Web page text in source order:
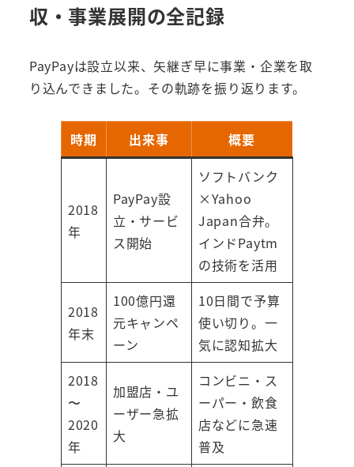
収・事業展開の全記録
PayPayは設立以来、矢継ぎ早に事業・企業を取
り込んできました。その軌跡を振り返ります。
時期 出来事 概要
2018
年
PayPay設
立・サービ
ス開始
ソフトバンク
×Yahoo
Japan合弁。
インドPaytm
の技術を活用
2018
年末
100億円還
元キャンペ
ーン
10日間で予算
使い切り。一
気に認知拡大
2018
〜
2020
年
加盟店・ユ
ーザー急拡
大
コンビニ・ス
ーパー・飲食
店などに急速
普及